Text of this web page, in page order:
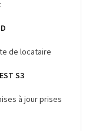
de locataire
S3
à jour prises